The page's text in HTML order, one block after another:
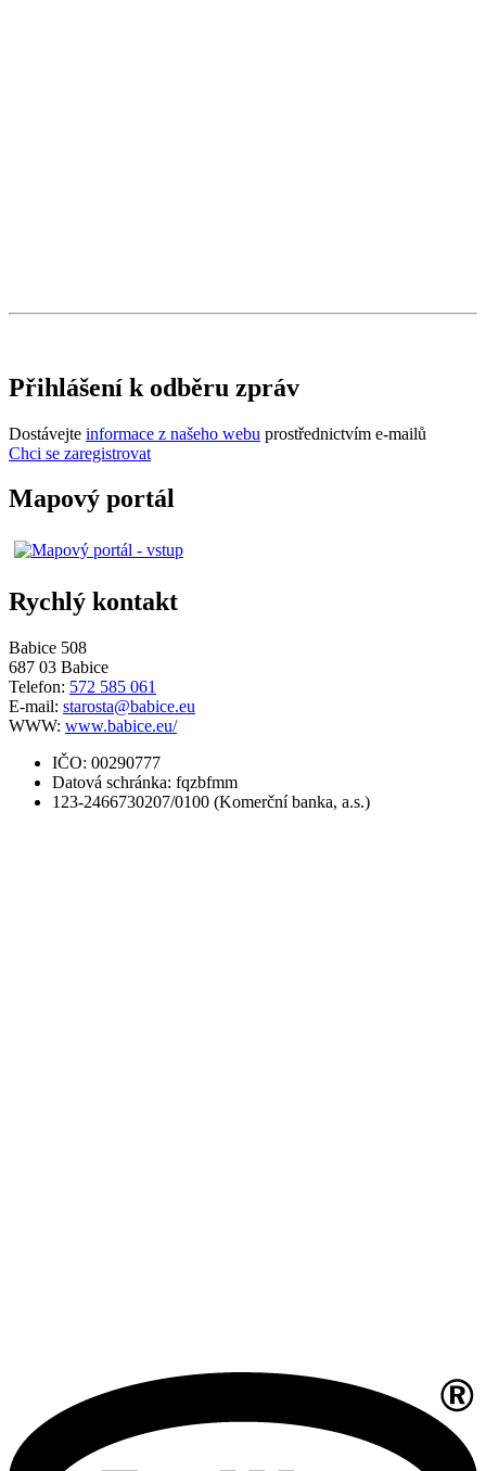
Přihlášení k odběru zpráv
Dostávejte informace z našeho webu prostřednictvím e-mailů
Chci se zaregistrovat
Mapový portál
Rychlý kontakt
Babice 508
687 03 Babice
Telefon: 572 585 061
E-mail: starosta@babice.eu
WWW: www.babice.eu/
IČO: 00290777
Datová schránka: fqzbfmm
123-2466730207/0100 (Komerční banka, a.s.)